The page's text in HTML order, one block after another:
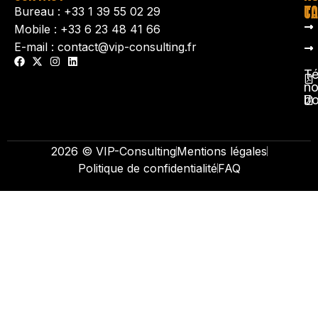
Bureau : +33 1 39 55 02 29
Mobile : +33 6 23 48 41 66
E-mail : contact@vip-consulting.fr
2026 © VIP-ConsultingMentions légales
Politique de confidentialitéFAQ